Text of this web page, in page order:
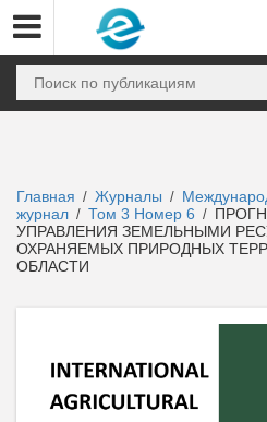
Главная / Журналы /
журнал / Том 3 Номер 6 /
УПРАВЛЕНИЯ ЗЕМЕЛЬНЫМИ
ОХРАНЯЕМЫХ ПРИРОДНЫХ
ОБЛАСТИ